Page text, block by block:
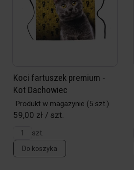
Koci fartuszek premium -
Kot Dachowiec
Produkt w magazynie (5 szt.)
59,00 zł / szt.
szt.
Do koszyka